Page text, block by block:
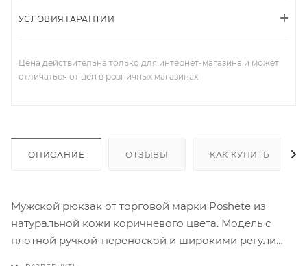
УСЛОВИЯ ГАРАНТИИ
Цена действительна только для интернет-магазина и может
отличаться от цен в розничных магазинах
ОПИСАНИЕ ОТЗЫВЫ КАК КУПИТЬ
Мужской рюкзак от торговой марки Poshete из
натуральной кожи коричневого цвета. Модель с
плотной ручкой-переноской и широкими регули